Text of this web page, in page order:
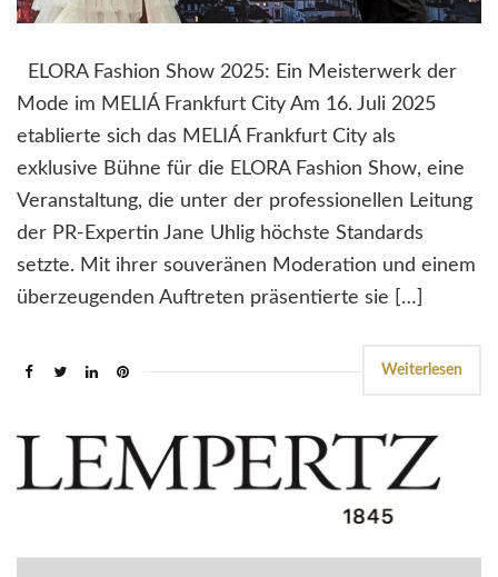
ELORA Fashion Show 2025: Ein Meisterwerk der
Mode im MELIÁ Frankfurt City Am 16. Juli 2025
etablierte sich das MELIÁ Frankfurt City als
exklusive Bühne für die ELORA Fashion Show, eine
Veranstaltung, die unter der professionellen Leitung
der PR-Expertin Jane Uhlig höchste Standards
setzte. Mit ihrer souveränen Moderation und einem
überzeugenden Auftreten präsentierte sie […]
Weiterlesen